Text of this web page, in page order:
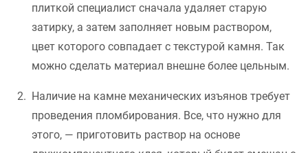
плиткой специалист сначала удаляет старую
затирку, а затем заполняет новым раствором,
цвет которого совпадает с текстурой камня. Так
можно сделать материал внешне более цельным.
Наличие на камне механических изъянов требует
проведения пломбирования. Все, что нужно для
этого, — приготовить раствор на основе